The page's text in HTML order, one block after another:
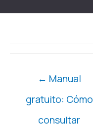
Navegación
entradas
← Manual
gratuito: Cómo
consultar